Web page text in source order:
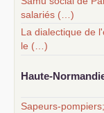
salariés (…)
La dialectique de
le (…)
Haute-
Sapeurs-